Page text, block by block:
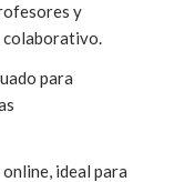
y
colaborativo.
para
ideal para